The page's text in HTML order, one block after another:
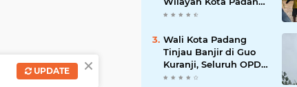
Warga Dievakuasi dan
Banjir Susulan
Wali Kota Padang
Tinjau Banjir di Guo
Kuranji, Seluruh OPD
Disiagakan dan
×
UPDATE